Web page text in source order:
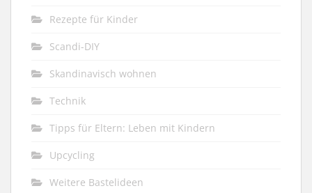
Rezepte für Kinder
Scandi-DIY
Skandinavisch wohnen
Technik
Tipps für Eltern: Leben mit Kindern
Upcycling
Weitere Bastelideen